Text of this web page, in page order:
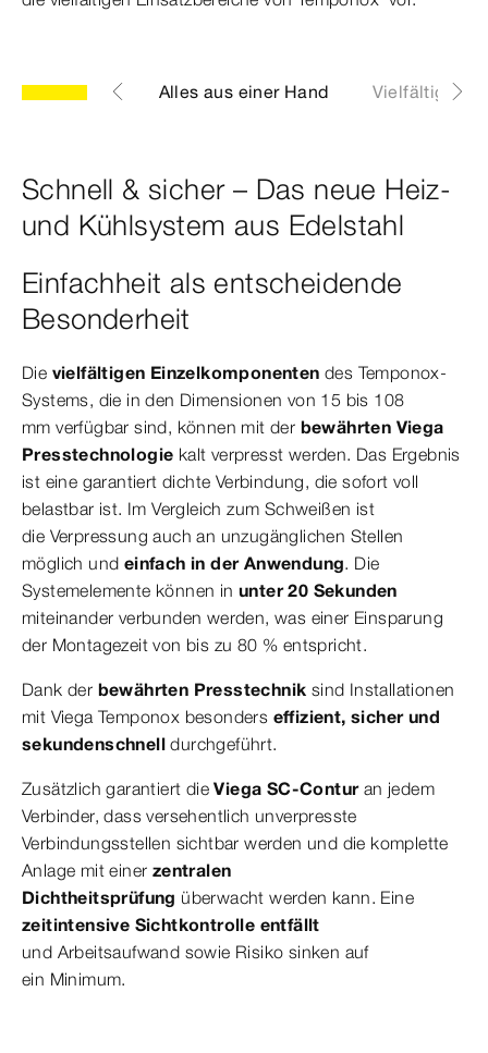
Alles aus einer Hand Vielfältige
Schnell & sicher – Das neue Heiz-
und Kühlsystem aus Edelstahl
Einfachheit als entscheidende
Besonderheit
Die vielfältigen Einzelkomponenten des Temponox-
Systems, die in den Dimensionen von 15 bis 108
mm verfügbar sind, können mit der bewährten Viega
Presstechnologie kalt verpresst werden. Das Ergebnis
ist eine garantiert dichte Verbindung, die sofort voll
belastbar ist. Im Vergleich zum Schweißen ist
die Verpressung auch an unzugänglichen Stellen
möglich und einfach in der Anwendung. Die
Systemelemente können in unter 20 Sekunden
miteinander verbunden werden, was einer Einsparung
der Montagezeitvon bis zu 80 % entspricht.
Dank der bewährten Presstechnik sind Installationen
mit Viega Temponox besonders effizient, sicher und
sekundenschnell durchgeführt.
Zusätzlich garantiert dieViega SC-Conturan jedem
Verbinder, dass versehentlich unverpresste
Verbindungsstellen sichtbar werden und die komplette
Anlage mit einer zentralen
Dichtheitsprüfung überwacht werden kann. Eine
zeitintensive Sichtkontrolle entfällt
und Arbeitsaufwand sowie Risiko sinken auf
ein Minimum.